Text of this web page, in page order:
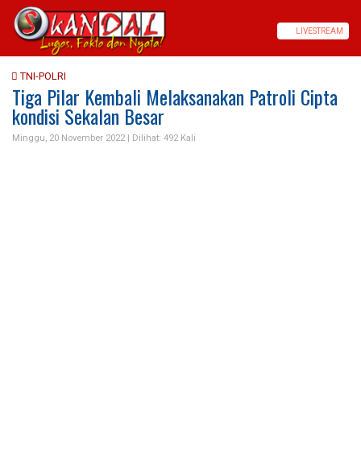
LIVESTREAM
TNI-POLRI
Tiga Pilar Kembali Melaksanakan Patroli Cipta
kondisi Sekalan Besar
Minggu, 20 November 2022 | Dilihat: 492 Kali